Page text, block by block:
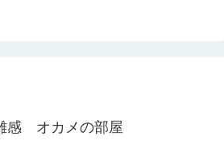
感 オカメの部屋